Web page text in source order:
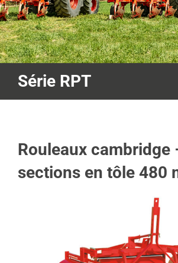
Série RPT
Rouleaux cambridge
sections en tôle 480